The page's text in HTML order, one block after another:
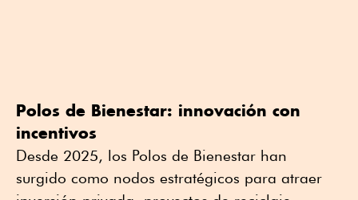
Polos de Bienestar: innovación con
incentivos
Desde 2025, los Polos de Bienestar han
surgido como nodos estratégicos para atraer